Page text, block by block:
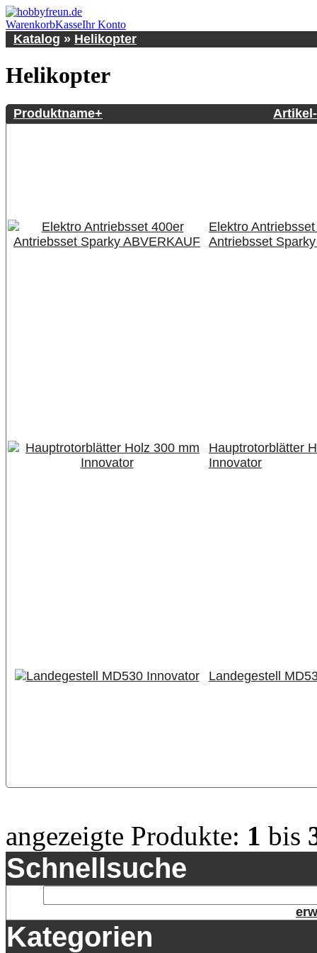
WarenkorbKasseIhr Konto
Katalog » Helikopter
Helikopter
Produktname+
Elektro
Antriebsset
Hauptrotorblätter
Innovator
Landegestell
angezeigte Produkte: 1 bis
Schnellsuche
Kategorien